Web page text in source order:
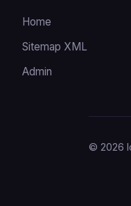
Home
Sitemap XML
Admin
© 2026